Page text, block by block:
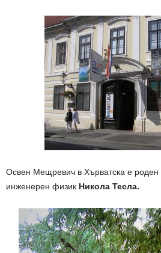
Освен Мещревич в Хърватска е роден
инженерен физик Никола Тесла.